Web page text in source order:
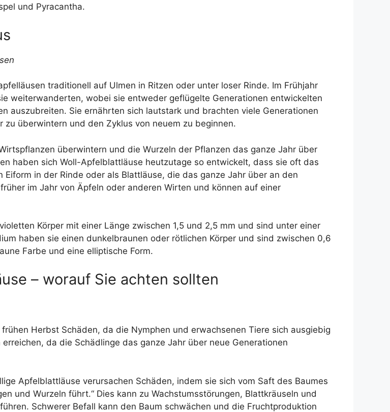
und Pyracantha.
traditionell auf Ulmen in Ritzen oder unter loser Rinde. Im Frühjahr
weiterwanderten, wobei sie entweder geflügelte Generationen entwickelten
auszubreiten. Sie ernährten sich lautstark und brachten viele Generationen
überwintern und den Zyklus von neuem zu beginnen.
überwintern und die Wurzeln der Pflanzen das ganze Jahr über
haben sich Woll-Apfelblattläuse heutzutage so entwickelt, dass sie oft das
in der Rinde oder als Blattläuse, die das ganze Jahr über an den
im Jahr von Äpfeln oder anderen Wirten und können auf einer
Körper mit einer Länge zwischen 1,5 und 2,5 mm und sind unter einer
haben sie einen dunkelbraunen oder rötlichen Körper und sind zwischen 0,6
Farbe und eine elliptische Form.
– worauf Sie achten sollten
Herbst Schäden, da die Nymphen und erwachsenen Tiere sich ausgiebig
da die Schädlinge das ganze Jahr über neue Generationen
Apfelblattläuse verursachen Schäden, indem sie sich vom Saft des Baumes
und Wurzeln führt.“ Dies kann zu Wachstumsstörungen, Blattkräuseln und
Schwerer Befall kann den Baum schwächen und die Fruchtproduktion